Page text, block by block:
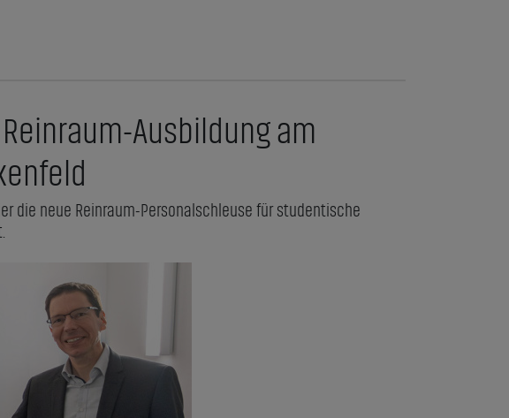
Ausbildung am
die neue Reinraum-Personalschleuse für studentische